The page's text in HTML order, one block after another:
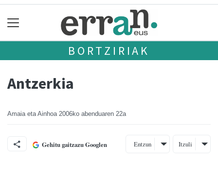
BORTZIRIAK
Antzerkia
Amaia eta Ainhoa 2006ko abenduaren 22a
Gehitu gaitzazu Googlen Entzun Itzuli